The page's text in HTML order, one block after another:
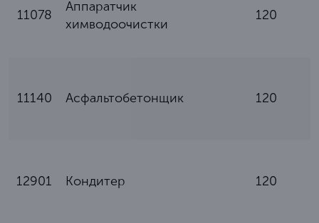
11078
Аппаратчик
химводоочистки
120
11140 Асфальтобетонщик 120
12901 Кондитер 120